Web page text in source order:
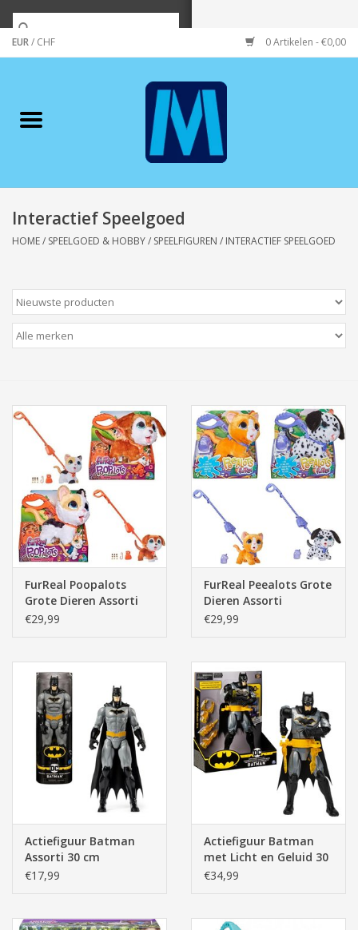
EUR/ CHF 0 Artikelen - €0,00
Merken
Wonen/koken/huishouden
Wenskaarten
Zeeuws/Streek
Boeken
Elektra
Baby & Peuter
Speelgoed & hobby
Cadeau & feest
Contact/Locatie
Veiligheid
Pasen
Interactief Speelgoed
HOME/ SPEELGOED & HOBBY/ SPEELFIGUREN / INTERACTIEF SPEELGOED
FurReal Poopalots
Grote Dieren Assorti
€29,99
FurReal Peealots Grote
Dieren Assorti
€29,99
Actiefiguur Batman
Assorti 30 cm
€17,99
Actiefiguur Batman
met Licht en Geluid 30
cm
€34,99